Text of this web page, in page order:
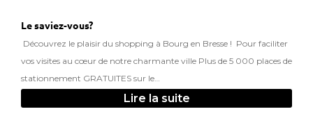
Le saviez-vous?
Découvrez le plaisir du shopping à Bourg en Bresse ! Pour faciliter
vos visites au cœur de notre charmante ville Plus de 5 000 places de
stationnement GRATUITES sur le…
Lire la suite